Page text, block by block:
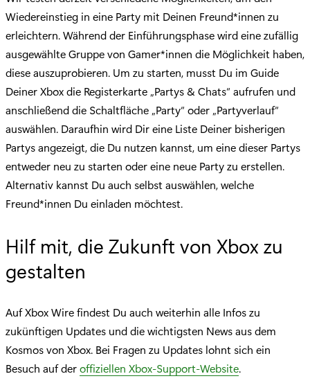
Wiedereinstieg in eine Party mit Deinen Freund*innen zu
erleichtern. Während der Einführungsphase wird eine zufällig
ausgewählte Gruppe von Gamer*innen die Möglichkeit haben,
diese auszuprobieren. Um zu starten, musst Du im Guide
Deiner Xbox die Registerkarte „Partys & Chats“ aufrufen und
anschließend die Schaltfläche „Party“ oder „Partyverlauf“
auswählen. Daraufhin wird Dir eine Liste Deiner bisherigen
Partys angezeigt, die Du nutzen kannst, um eine dieser Partys
entweder neu zu starten oder eine neue Party zu erstellen.
Alternativ kannst Du auch selbst auswählen, welche
Freund*innen Du einladen möchtest.
Hilf mit, die Zukunft von Xbox zu
gestalten
Auf Xbox Wire findest Du auch weiterhin alle Infos zu
zukünftigen Updates und die wichtigsten News aus dem
Kosmos von Xbox. Bei Fragen zu Updates lohnt sich ein
Besuch auf deroffiziellen Xbox-Support-Website.